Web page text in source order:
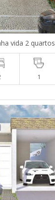
vida 2 quartos
1